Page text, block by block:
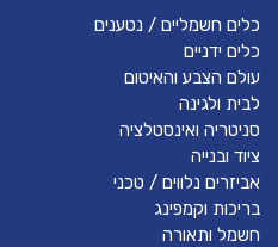
כלים חשמליים / נטענים
כלים ידניים
עולם הצבע והאיטום
לבית ולגינה
סניטריה ואינסטלציה
ציוד ובנייה
אביזרים נלווים / טכני
בריכות וקמפינג
חשמל ותאורה